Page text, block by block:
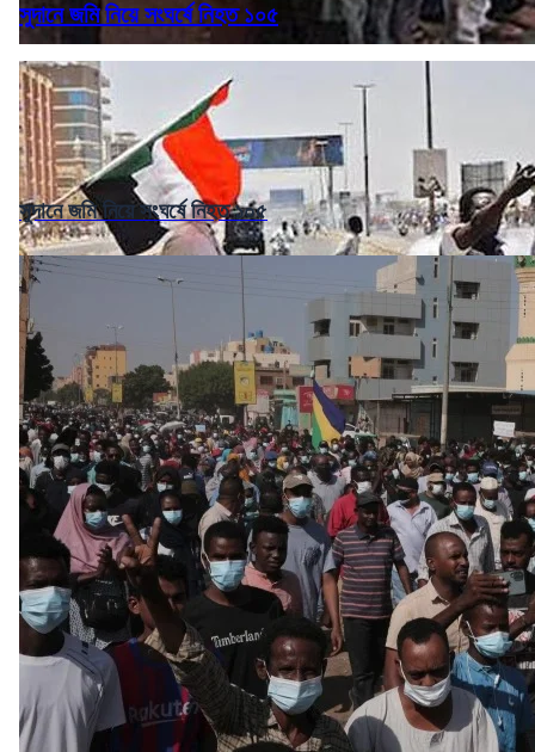
সুদানে জমি নিয়ে সংঘর্ষে নিহত ১০৫
সুদানে জমি নিয়ে সংঘর্ষে নিহত ১০৫